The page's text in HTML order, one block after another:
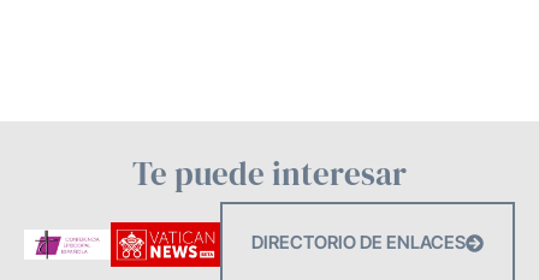
Te puede interesar
DIRECTORIO DE ENLACES